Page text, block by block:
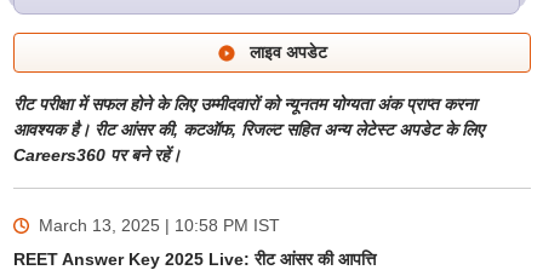
लाइव अपडेट
रीट परीक्षा में सफल होने के लिए उम्मीदवारों को न्यूनतम योग्यता अंक प्राप्त करना
आवश्यक है। रीट आंसर की, कटऑफ, रिजल्ट सहित अन्य लेटेस्ट अपडेट के लिए
Careers360 पर बने रहें।
March 13, 2025 | 10:58 PM IST
REET Answer Key 2025 Live: रीट आंसर की आपत्ति